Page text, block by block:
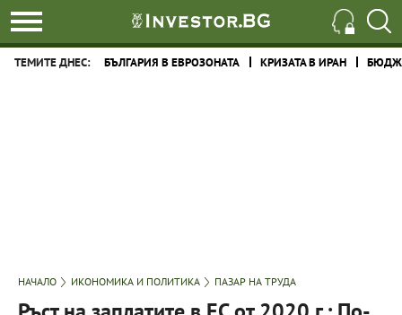
ТЕМИТЕ ДНЕС: БЪЛГАРИЯ В ЕВРОЗОНАТА КРИЗАТА В ИРАН
НАЧАЛО ИКОНОМИКА И ПОЛИТИКА ПАЗАР НА ТРУДА